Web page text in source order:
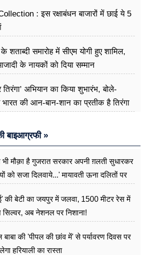
: इस रक्षाबंधन बाजारों में छाई ये 5
शताब्दी समारोह में सीएम योगी हुए शामिल,
के नायकों को दिया सम्मान
तिरंगा’ अभियान का किया शुभारंभ, बोले-
की आन-बान-शान का प्रतीक है तिरंगा
बाइआग्रफी »
भी मौक़ा है गुजरात सरकार अपनी ग़लती सुधारकर
को सजा दिलवाये...' मायावती ऊना दलितों पर
की बेटी का जयपुर में जलवा, 1500 मीटर रेस में
सिल्वर, अब नेशनल पर निशाना!
बाबा की 'पीपल की छांव में' से पर्यावरण दिवस पर
हरियाली का रास्ता